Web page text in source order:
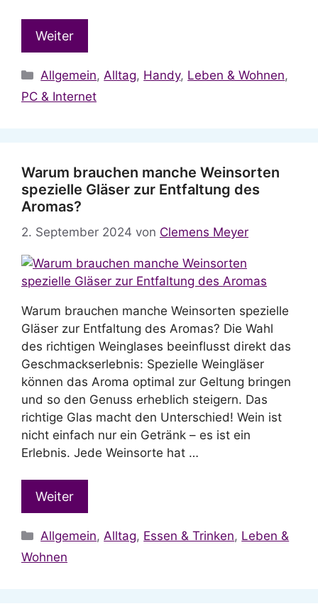
Weiter
Kategorien
Allgemein,Alltag, Handy, Leben & Wohnen,
PC & Internet
Warum brauchen manche Weinsorten
spezielle Gläser zur Entfaltung des
Aromas?
2. September 2024 von Clemens Meyer
Warum brauchen manche Weinsorten spezielle
Gläser zur Entfaltung des Aromas? Die Wahl
des richtigen Weinglases beeinflusst direkt das
Geschmackserlebnis: Spezielle Weingläser
können das Aroma optimal zur Geltung bringen
und so den Genuss erheblich steigern. Das
richtige Glas macht den Unterschied! Wein ist
nicht einfach nur ein Getränk – es ist ein
Erlebnis. Jede Weinsorte hat …
Weiter
Kategorien
Allgemein,Alltag, Essen & Trinken, Leben &
Wohnen